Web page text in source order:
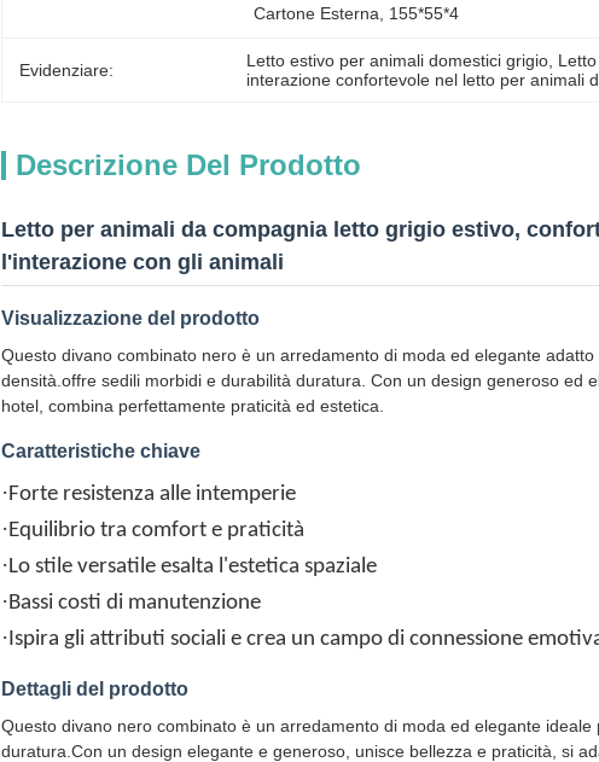
Cartone Esterna, 155*55*4
Evidenziare: Letto estivo per animali domestici grigio
interazione confortevole nel letto per animali
Descrizione Del Prodotto
Letto per animali da compagnia letto grigio estivo,
l'interazione con gli animali
Visualizzazione del prodotto
Questo divano combinato nero è un arredamento di moda ed elegante
densità.offre sedili morbidi e durabilità duratura. Con un design generoso ed
hotel, combina perfettamente praticità ed estetica.
Caratteristiche chiave
·Forte resistenza alle intemperie
·Equilibrio tra comfort e praticità
·Lo stile versatile esalta l'estetica spaziale
·Bassi costi di manutenzione
·Ispira gli attributi sociali e crea un campo di connessione
Dettagli del prodotto
Questo divano nero combinato è un arredamento di moda ed elegante
duratura.Con un design elegante e generoso, unisce bellezza e praticità, si